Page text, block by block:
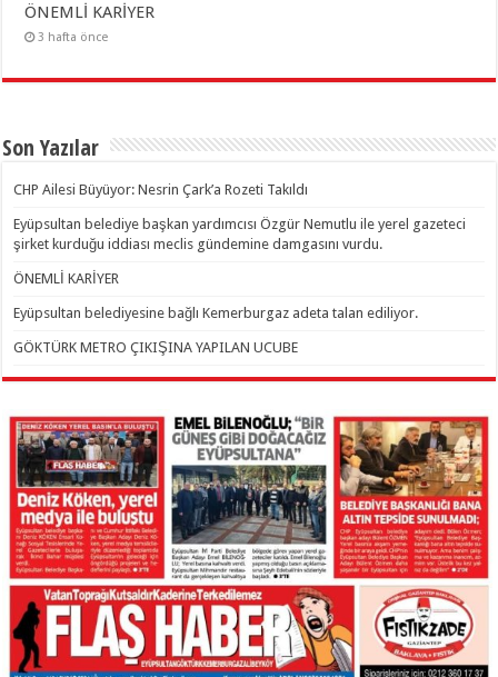
ÖNEMLİ KARİYER
3 hafta önce
Son Yazılar
CHP Ailesi Büyüyor: Nesrin Çark’a Rozeti Takıldı
Eyüpsultan belediye başkan yardımcısı Özgür Nemutlu ile yerel gazeteci
şirket kurduğu iddiası meclis gündemine damgasını vurdu.
ÖNEMLİ KARİYER
Eyüpsultan belediyesine bağlı Kemerburgaz adeta talan ediliyor.
GÖKTÜRK METRO ÇIKIŞINA YAPILAN UCUBE